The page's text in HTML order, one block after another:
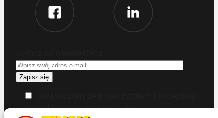
warunki korzystania z serwisu